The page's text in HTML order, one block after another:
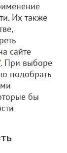
Их также
сайте
. При выборе
подобрать
бы